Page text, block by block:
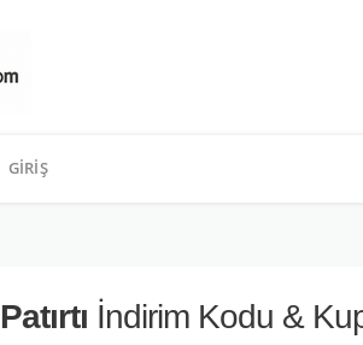
GIRIŞ
Patırtı İndirim Kodu &